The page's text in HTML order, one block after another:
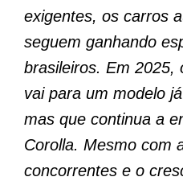
exigentes, os carros
seguem ganhando
brasileiros. Em 2025,
vai para um modelo
mas que continua a
Corolla. Mesmo com
concorrentes e o